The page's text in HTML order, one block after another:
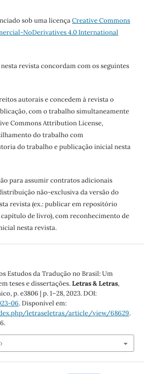
sob uma licençaCreative Commons
NoDerivatives 4.0 International
revista concordam com os seguintes
autorais e concedem à revista o
com o trabalho simultaneamente
Commons Attribution License,
do trabalho com
do trabalho e publicação inicial nesta
para assumir contratos adicionais
não-exclusiva da versão do
revista (ex.: publicar em repositório
de livro), com reconhecimento de
nesta revista.
Estudos da Tradução no Brasil: Um
teses e dissertações.Letras & Letras,
p. e3806 | p. 1–28, 2023. DOI:
06. Disponível em:
letraseletras/article/view/68629.